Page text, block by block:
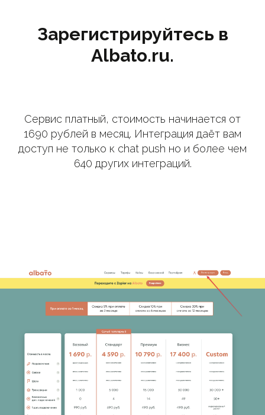
Зарегистрируйтесь в
Albato.ru.
Сервис платный, стоимость начинается от
1690 рублей в месяц. Интеграция даёт вам
доступ не только к chat push но и более чем
640 других интеграций.